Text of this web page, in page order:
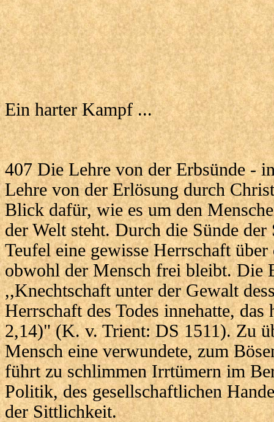
Ein harter Kampf ...
407 Die Lehre von der Erbsünde -
Lehre von der Erlösung durch
Blick dafür, wie es um den
der Welt steht. Durch die Sünde der
Teufel eine gewisse Herrschaft
obwohl der Mensch frei bleibt. Die
,,Knechtschaft unter der Gewalt
Herrschaft des Todes innehatte, das
2,14)" (K. v. Trient: DS 1511). Zu
Mensch eine verwundete, zum
führt zu schlimmen Irrtümern im
Politik, des gesellschaftlichen
der Sittlichkeit.